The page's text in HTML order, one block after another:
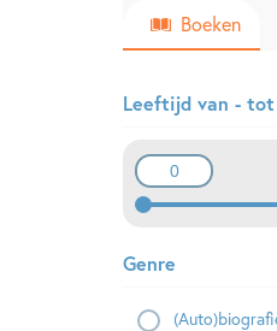
Boeken
Leeftijd van - tot
Genre